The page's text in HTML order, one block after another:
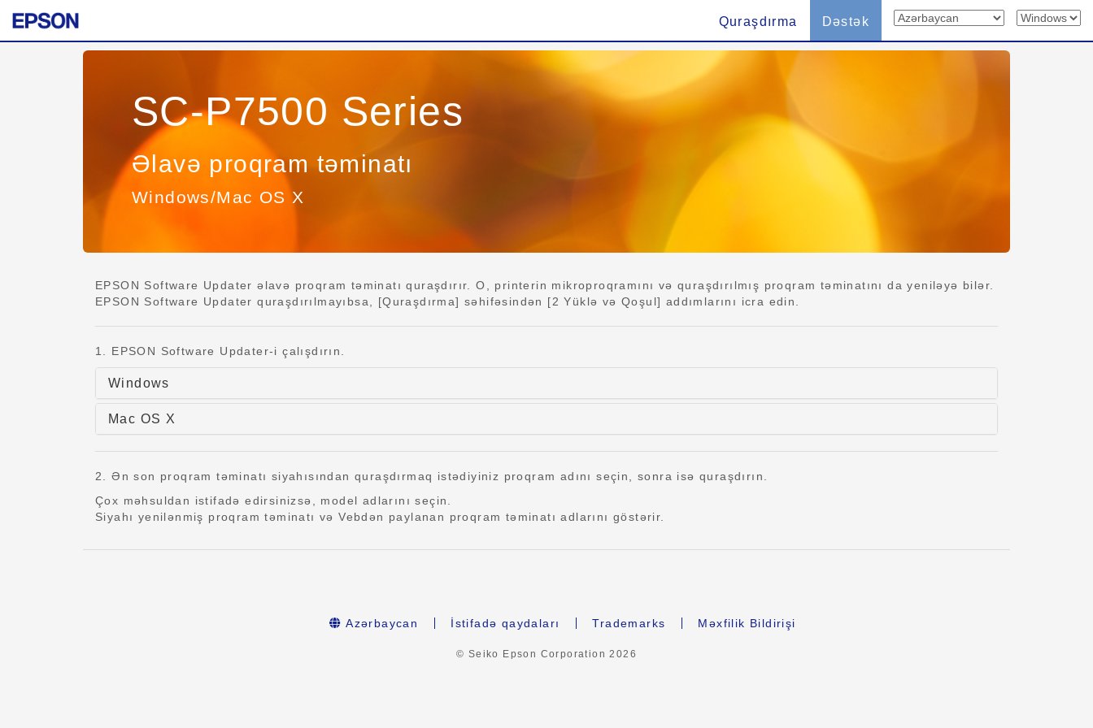
Quraşdırma Dəstək
SC-P7500 Series
Əlavə proqram təminatı
Windows/Mac OS X
EPSON Software Updater əlavə proqram təminatı quraşdırır. O, printerin mikroproqramını və quraşdırılmış proqram təminatını da yeniləyə bilər.
EPSON Software Updater quraşdırılmayıbsa, [Quraşdırma] səhifəsindən [2 Yüklə və Qoşul] addımlarını icra edin.
1. EPSON Software Updater-i çalışdırın.
Windows
Mac OS X
2. Ən son proqram təminatı siyahısından quraşdırmaq istədiyiniz proqram adını seçin, sonra isə quraşdırın.
Çox məhsuldan istifadə edirsinizsə, model adlarını seçin.
Siyahı yenilənmiş proqram təminatı və Vebdən paylanan proqram təminatı adlarını göstərir.
Azərbaycan İstifadə qaydaları Trademarks Məxfilik Bildirişi
© Seiko Epson Corporation2026